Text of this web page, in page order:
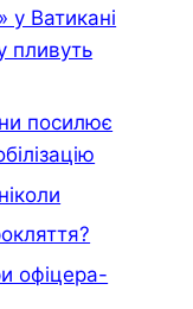
у Ватикані
пливуть
посилює
офiцера-